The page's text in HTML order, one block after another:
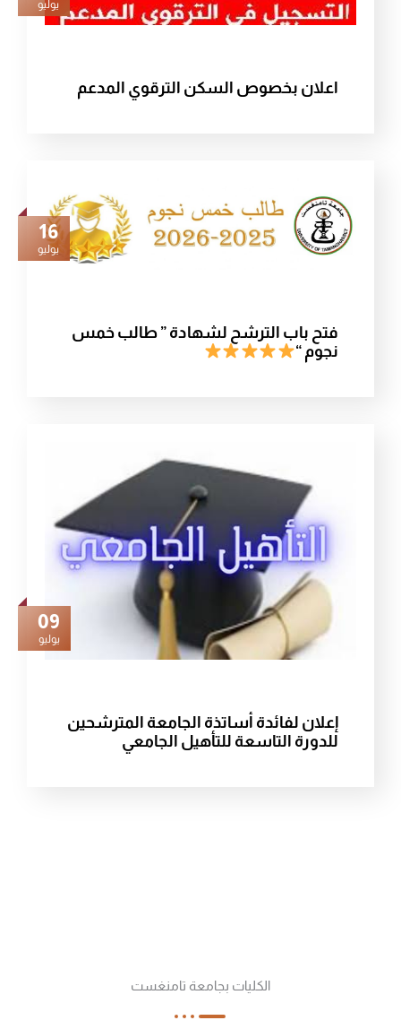
يوليو
اعلان بخصوص السكن الترقوي المدعم
16
يوليو
فتح باب الترشح لشهادة ” طالب خمس
نجوم “
09
يوليو
إعلان لفائدة أساتذة الجامعة المترشحين
للدورة التاسعة للتأهيل الجامعي
الكليات بجامعة تامنغست